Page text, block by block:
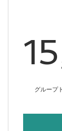
グループ